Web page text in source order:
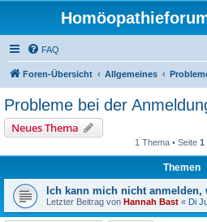
FAQ
Foren-Übersicht Allgemeines
Probleme bei der
Neues Thema
1 Thema • Seite 1
Themen
Ich kann mich nicht anmelden,
Letzter Beitrag von Hannah Bast « Di